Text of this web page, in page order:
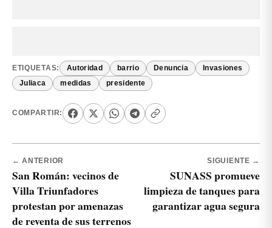
ETIQUETAS: Autoridad barrio Denuncia Invasiones
Juliaca medidas presidente
COMPARTIR:
← ANTERIOR
San Román: vecinos de
Villa Triunfadores
protestan por amenazas
de reventa de sus terrenos
SIGUIENTE →
SUNASS promueve
limpieza de tanques para
garantizar agua segura